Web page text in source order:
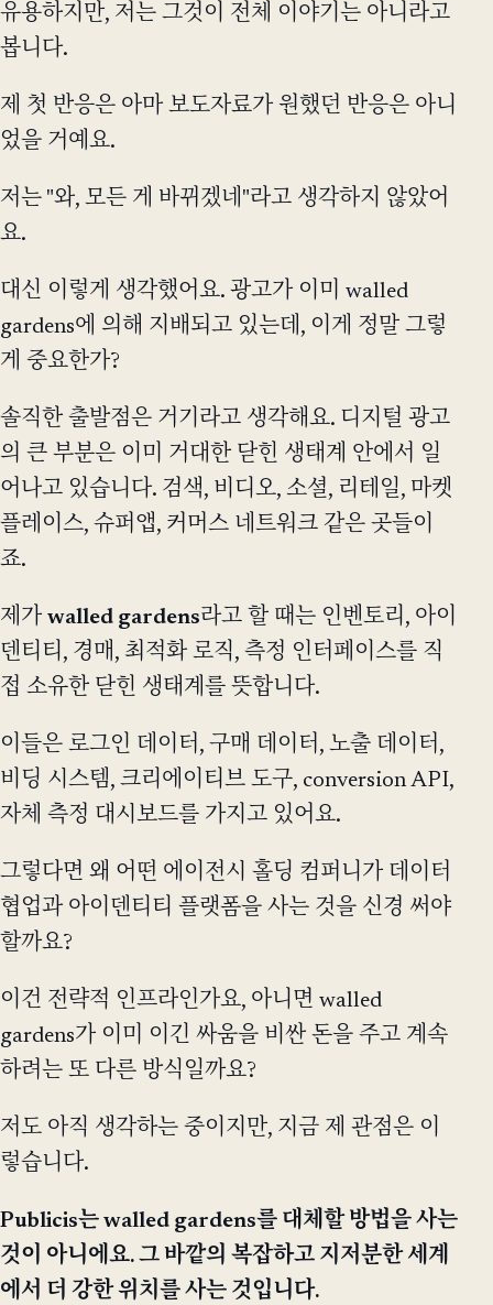
유용하지만, 저는 그것이 전체 이야기는 아니라고
봅니다.
제 첫 반응은 아마 보도자료가 원했던 반응은 아니
었을 거예요.
저는 "와, 모든 게 바뀌겠네"라고 생각하지 않았어
요.
대신 이렇게 생각했어요. 광고가 이미 walled
gardens에 의해 지배되고 있는데, 이게 정말 그렇
게 중요한가?
솔직한 출발점은 거기라고 생각해요. 디지털 광고
의 큰 부분은 이미 거대한 닫힌 생태계 안에서 일
어나고 있습니다. 검색, 비디오, 소셜, 리테일, 마켓
플레이스, 슈퍼앱, 커머스 네트워크 같은 곳들이
죠.
제가 walled gardens라고 할 때는 인벤토리, 아이
덴티티, 경매, 최적화 로직, 측정 인터페이스를 직
접 소유한 닫힌 생태계를 뜻합니다.
이들은 로그인 데이터, 구매 데이터, 노출 데이터,
비딩 시스템, 크리에이티브 도구, conversion API,
자체 측정 대시보드를 가지고 있어요.
그렇다면 왜 어떤 에이전시 홀딩 컴퍼니가 데이터
협업과 아이덴티티 플랫폼을 사는 것을 신경 써야
할까요?
이건 전략적 인프라인가요, 아니면 walled
gardens가 이미 이긴 싸움을 비싼 돈을 주고 계속
하려는 또 다른 방식일까요?
저도 아직 생각하는 중이지만, 지금 제 관점은 이
렇습니다.
Publicis는 walled gardens를 대체할 방법을 사는
것이 아니에요. 그 바깥의 복잡하고 지저분한 세계
에서 더 강한 위치를 사는 것입니다.